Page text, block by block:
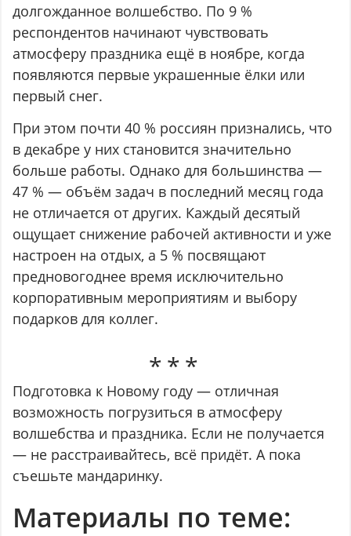
долгожданное волшебство. По 9 %
респондентов начинают чувствовать
атмосферу праздника ещё в ноябре, когда
появляются первые украшенные ёлки или
первый снег.
При этом почти 40 % россиян признались, что
в декабре у них становится значительно
больше работы. Однако для большинства —
47 % — объём задач в последний месяц года
не отличается от других. Каждый десятый
ощущает снижение рабочей активности и уже
настроен на отдых, а 5 % посвящают
предновогоднее время исключительно
корпоративным мероприятиям и выбору
подарков для коллег.
Подготовка к Новому году — отличная
возможность погрузиться в атмосферу
волшебства и праздника. Если не получается
— не расстраивайтесь, всё придёт. А пока
съешьте мандаринку.
Материалы по теме: